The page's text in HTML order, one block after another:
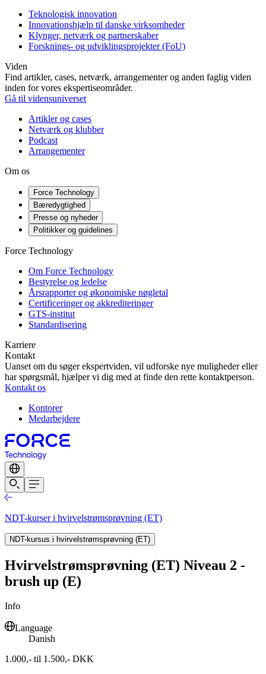
Teknologisk innovation
Innovationshjælp til danske virksomheder
Klynger, netværk og partnerskaber
Forsknings- og udviklingsprojekter (FoU)
Viden
Find artikler, cases, netværk, arrangementer og anden faglig viden
inden for vores ekspertiseområder.
Gå til vidensuniverset
Artikler og cases
Netværk og klubber
Podcast
Arrangementer
Om os
Force Technology
Bæredygtighed
Presse og nyheder
Politikker og guidelines
Force Technology
Om Force Technology
Bestyrelse og ledelse
Årsrapporter og økonomiske nøgletal
Certificeringer og akkrediteringer
GTS-institut
Standardisering
Karriere
Kontakt
Uanset om du søger ekspertviden, vil udforske nye muligheder eller
har spørgsmål, hjælper vi dig med at finde den rette kontaktperson.
Kontakt os
Kontorer
Medarbejdere
NDT-kurser i hvirvelstrømsprøvning (ET)
NDT-kursus i hvirvelstrømsprøvning (ET)
Hvirvelstrømsprøvning (ET) Niveau 2 -
brush up (E)
Info
Language
Danish
1.000,- til 1.500,- DKK